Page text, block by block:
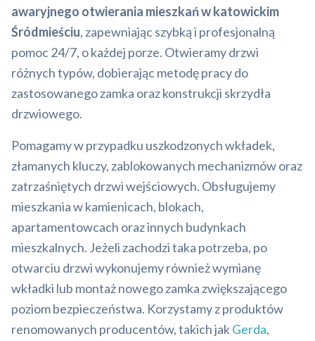
awaryjnego otwierania mieszkań w katowickim
Śródmieściu, zapewniając szybką i profesjonalną
pomoc 24/7, o każdej porze. Otwieramy drzwi
różnych typów, dobierając metodę pracy do
zastosowanego zamka oraz konstrukcji skrzydła
drzwiowego.
Pomagamy w przypadku uszkodzonych wkładek,
złamanych kluczy, zablokowanych mechanizmów oraz
zatrzaśniętych drzwi wejściowych. Obsługujemy
mieszkania w kamienicach, blokach,
apartamentowcach oraz innych budynkach
mieszkalnych. Jeżeli zachodzi taka potrzeba, po
otwarciu drzwi wykonujemy również wymianę
wkładki lub montaż nowego zamka zwiększającego
poziom bezpieczeństwa. Korzystamy z produktów
renomowanych producentów, takich jakGerda,